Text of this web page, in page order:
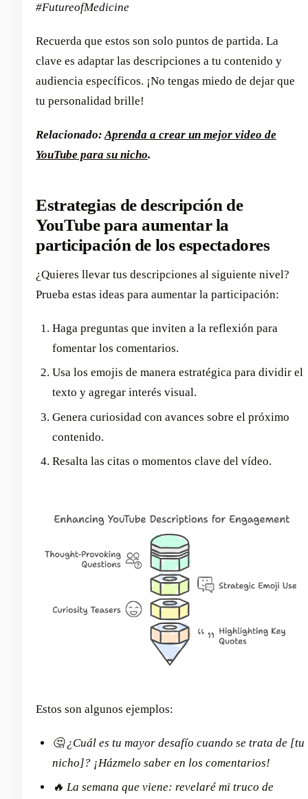
#FutureofMedicine
Recuerda que estos son solo puntos de partida. La
clave es adaptar las descripciones a tu contenido y
audiencia específicos. ¡No tengas miedo de dejar que
tu personalidad brille!
Relacionado:Aprenda a crear un mejor video de
YouTube para su nicho.
Estrategias de descripción de
YouTube para aumentar la
participación de los espectadores
¿Quieres llevar tus descripciones al siguiente nivel?
Prueba estas ideas para aumentar la participación:
Haga preguntas que inviten a la reflexión para
fomentar los comentarios.
Usa los emojis de manera estratégica para dividir el
texto y agregar interés visual.
Genera curiosidad con avances sobre el próximo
contenido.
Resalta las citas o momentos clave del vídeo.
Estos son algunos ejemplos:
🤔 ¿Cuál es tu mayor desafío cuando se trata de [tu
nicho]? ¡Házmelo saber en los comentarios!
🔥 La semana que viene: revelaré mi truco de